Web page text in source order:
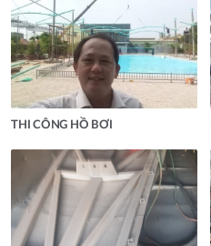
THI CÔNG HỒ BƠI